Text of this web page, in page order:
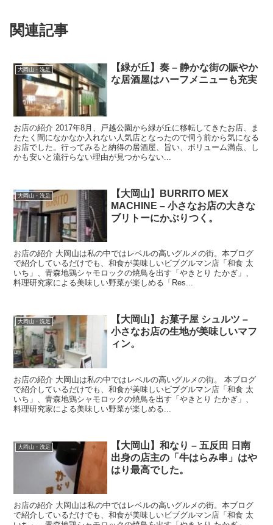
関連記事
大岡山・洗足
【緑が丘】奏 – 静かな街の賑やか
な居酒屋はハーフメニューも充実
お店の紹介 2017年8月、戸越公園から緑が丘に移転してきたお店、ま
たたく間になかなか入れない人気店となったので伺う前から気になる
お店でした。行ってみると納得の居酒屋、旨い、ボリューム満点、し
かも安いと流行らない理由が見つからない...
大岡山・洗足
【大岡山】BURRITO MEX
MACHINE – 小さなお店の大きな
ブリトーにかぶりつく。
お店の紹介 大岡山は私の中ではレベルの高いグルメの街。本ブログ
で紹介しているだけでも、和食が美味しいビブグルマン店「和食 太
いち」、青森地鶏シャモロックの焼鳥を出す「やきとり たかぎ」、
料理研究家による美味しい野菜が楽しめる「Res...
大岡山・洗足
【大岡山】お菓子屋 シュルツ –
小さなお店の生地が美味しいマフ
ィン。
お店の紹介 大岡山は私の中ではレベルの高いグルメの街。 本ブログ
で紹介しているだけでも、和食が美味しいビブグルマン店「和食 太
いち」、青森地鶏シャモロックの焼鳥を出す「やきとり たかぎ」、
料理研究家による美味しい野菜が楽しめる...
大岡山・洗足
【大岡山】和なり – 五反田 日南
出身の店主の「牛はらみ串」はや
はり最高でした。
お店の紹介 大岡山は私の中ではレベルの高いグルメの街。本ブログ
で紹介しているだけでも、和食が美味しいビブグルマン店「和食 太